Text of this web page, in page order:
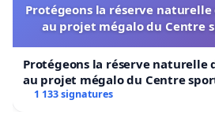
Protégeons la réserve naturelle
au projet mégalo du Centre
Protégeons la réserve naturelle
au projet mégalo du Centre
1 133 signatures